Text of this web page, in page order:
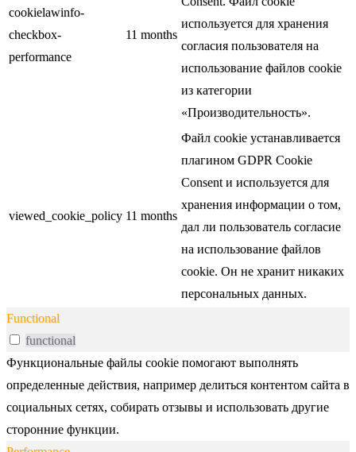
cookielawinfo-
checkbox-
performance
11 months
используется для хранения
согласия пользователя на
использование файлов cookie
из категории
«Производительность».
viewed_cookie_policy 11 months
Файл cookie устанавливается
плагином GDPR Cookie
Consent и используется для
хранения информации о том,
дал ли пользователь согласие
на использование файлов
cookie. Он не хранит никаких
персональных данных.
Functional
functional
Функциональные файлы cookie помогают выполнять
определенные действия, например делиться контентом сайта в
социальных сетях, собирать отзывы и использовать другие
сторонние функции.